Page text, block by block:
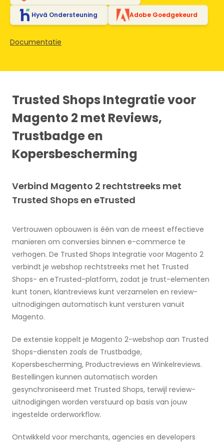
Hyvä Ondersteuning Adobe Goedgekeurd
Documentatie
Trusted Shops Integratie voor
Magento 2 met Reviews,
Trustbadge en
Kopersbescherming
Verbind Magento 2 rechtstreeks met
Trusted Shops en eTrusted
Vertrouwen opbouwen is één van de meest effectieve
manieren om conversies binnen e-commerce te
verhogen. De Trusted Shops Integratie voor Magento 2
verbindt je webshop rechtstreeks met het Trusted
Shops- en eTrusted-platform, zodat je trust-elementen
kunt tonen, klantreviews kunt verzamelen en review-
uitnodigingen automatisch kunt versturen vanuit
Magento.
De extensie koppelt je Magento 2-webshop aan Trusted
Shops-diensten zoals de Trustbadge,
Kopersbescherming, Productreviews en Winkelreviews.
Bestellingen kunnen automatisch worden
gesynchroniseerd met Trusted Shops, terwijl review-
uitnodigingen worden verstuurd op basis van jouw
ingestelde orderworkflow.
Ontwikkeld voor merchants, agencies en developers